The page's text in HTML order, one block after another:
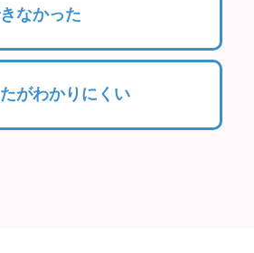
なかった
がわかりにくい